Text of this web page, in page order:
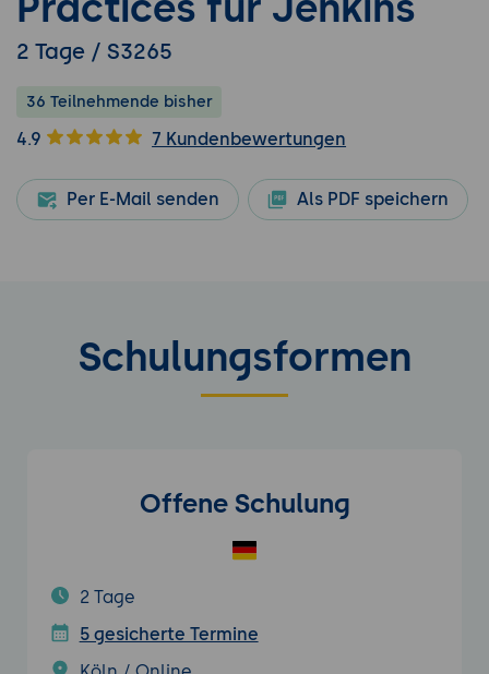
2 Tage / S3265
36 Teilnehmende bisher
4.9 7 Kundenbewertungen
Per E-Mail senden Als PDF speichern
Schulungsformen
Offene Schulung
2 Tage
5 gesicherte Termine